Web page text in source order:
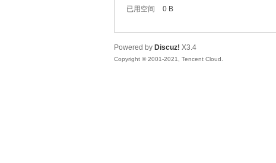
网
已用空间
0 B
Powered by Discuz! X3.4
Copyright © 2001-2021, Tencent Cloud.